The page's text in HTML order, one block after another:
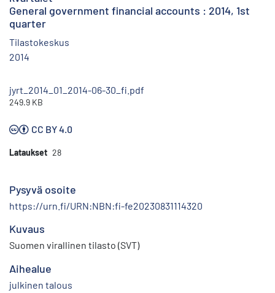
General government financial accounts : 2014, 1st
quarter
Tilastokeskus
2014
jyrt_2014_01_2014-06-30_fi.pdf
249.9 KB
CC BY 4.0
Lataukset 28
Pysyvä osoite
https://urn.fi/URN:NBN:fi-fe20230831114320
Kuvaus
Suomen virallinen tilasto (SVT)
Aihealue
julkinen talous